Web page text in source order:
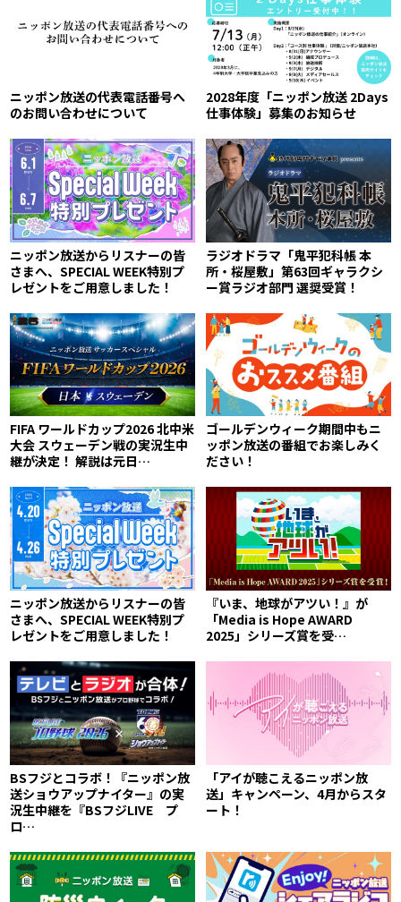
ニッポン放送の代表電話番号へ
のお問い合わせについて
2028年度「ニッポン放送 2Days
仕事体験」募集のお知らせ
ニッポン放送からリスナーの皆
さまへ、SPECIAL WEEK特別プ
レゼントをご用意しました！
ラジオドラマ「鬼平犯科帳 本
所・桜屋敷」第63回ギャラクシ
ー賞ラジオ部門 選奨受賞！
FIFA ワールドカップ2026 北中米
大会 スウェーデン戦の実況生中
継が決定！ 解説は元日…
ゴールデンウィーク期間中もニ
ッポン放送の番組でお楽しみく
ださい！
ニッポン放送からリスナーの皆
さまへ、SPECIAL WEEK特別プ
レゼントをご用意しました！
『いま、地球がアツい！』が
「Media is Hope AWARD
2025」シリーズ賞を受…
BSフジとコラボ！『ニッポン放
送ショウアップナイター』の実
況生中継を『BSフジLIVE プ
ロ…
「アイが聴こえるニッポン放
送」キャンペーン、4月からスタ
ート！